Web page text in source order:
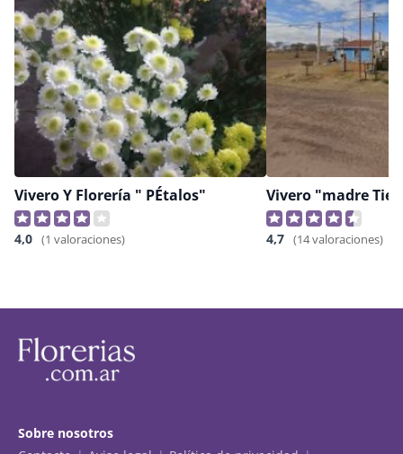
Vivero Y Florería " PÉtalos"
4,0 (1 valoraciones)
Vivero "madre
4,7 (14 valoraciones)
Sobre nosotros